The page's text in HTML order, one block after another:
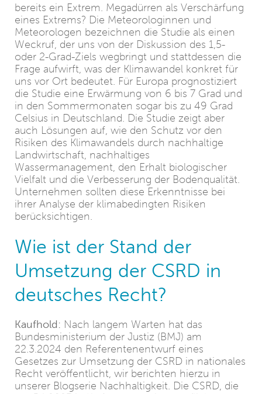
bereits ein Extrem. Megadürren als Verschärfung
eines Extrems? Die Meteorologinnen und
Meteorologen bezeichnen die Studie als einen
Weckruf, der uns von der Diskussion des 1,5-
oder 2-Grad-Ziels wegbringt und stattdessen die
Frage aufwirft, was der Klimawandel konkret für
uns vor Ort bedeutet. Für Europa prognostiziert
die Studie eine Erwärmung von 6 bis 7 Grad und
in den Sommermonaten sogar bis zu 49 Grad
Celsius in Deutschland. Die Studie zeigt aber
auch Lösungen auf, wie den Schutz vor den
Risiken des Klimawandels durch nachhaltige
Landwirtschaft, nachhaltiges
Wassermanagement, den Erhalt biologischer
Vielfalt und die Verbesserung der Bodenqualität.
Unternehmen sollten diese Erkenntnisse bei
ihrer Analyse der klimabedingten Risiken
berücksichtigen.
Wie ist der Stand der
Umsetzung der CSRD in
deutsches Recht?
Kaufhold: Nach langem Warten hat das
Bundesministerium der Justiz (BMJ) am
22.3.2024 den Referentenentwurf eines
Gesetzes zur Umsetzung der CSRD in nationales
Recht veröffentlicht, wir berichten hierzu in
unserer Blogserie Nachhaltigkeit. Die CSRD, die